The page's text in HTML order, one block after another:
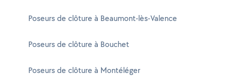
Poseurs de clôture à Beaumont-lès-Valence
Poseurs de clôture à Bouchet
Poseurs de clôture à Montéléger